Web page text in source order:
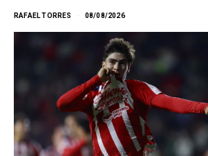
RAFAEL TORRES 08/08/2026